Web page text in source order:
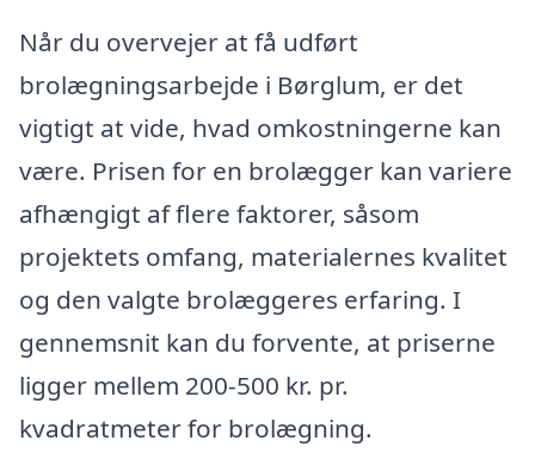
Når du overvejer at få udført
brolægningsarbejde i Børglum, er det
vigtigt at vide, hvad omkostningerne kan
være. Prisen for en brolægger kan variere
afhængigt af flere faktorer, såsom
projektets omfang, materialernes kvalitet
og den valgte brolæggeres erfaring. I
gennemsnit kan du forvente, at priserne
ligger mellem 200-500 kr. pr.
kvadratmeter for brolægning.